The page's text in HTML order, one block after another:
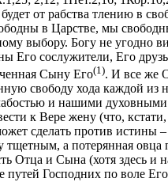
будет от рабства тлению в
в Царстве, мы
выбору. Богу не угодно
Его сослужители, Его
Сыну Его(1). И все же
свободу хода каждой
и нашими
к Вере жену (что,
сделать против истины
тщетным, а потерянная овца
Отца и Сына (хотя здесь и
путей Господних по воле